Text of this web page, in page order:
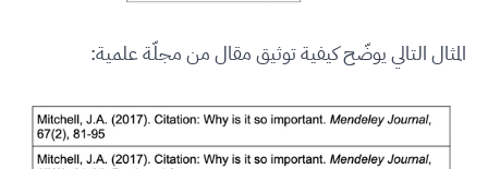
المثال التالي يوضّح كيفية توثيق مقال من مجلّة علمية: